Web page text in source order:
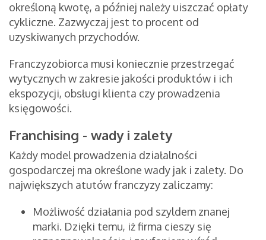
określoną kwotę, a później należy uiszczać opłaty
cykliczne. Zazwyczaj jest to procent od
uzyskiwanych przychodów.
Franczyzobiorca musi koniecznie przestrzegać
wytycznych w zakresie jakości produktów i ich
ekspozycji, obsługi klienta czy prowadzenia
księgowości.
Franchising - wady i zalety
Każdy model prowadzenia działalności
gospodarczej ma określone wady jak i zalety. Do
największych atutów franczyzy zaliczamy:
Możliwość działania pod szyldem znanej
marki. Dzięki temu, iż firma cieszy się